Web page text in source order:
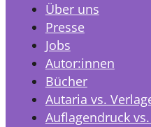
Über uns
Presse
Jobs
Autor:innen
Bücher
Autaria vs.
Auflagendruck